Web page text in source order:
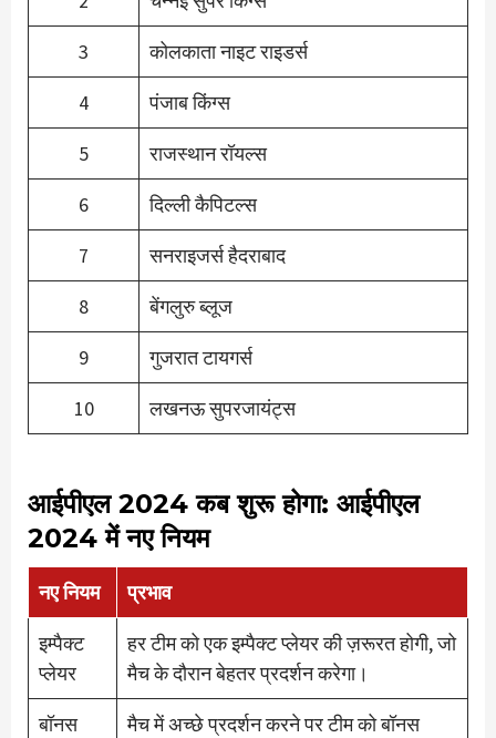
3
कोलकाता नाइट राइडर्स
4
पंजाब किंग्स
5
राजस्थान रॉयल्स
6
दिल्ली कैपिटल्स
7
सनराइजर्स हैदराबाद
8
बेंगलुरु ब्लूज
9
गुजरात टायगर्स
10
लखनऊ सुपरजायंट्स
आईपीएल 2024 कब शुरू होगा: आईपीएल
2024 में नए नियम
नए नियम
प्रभाव
इम्पैक्ट
प्लेयर
हर टीम को एक इम्पैक्ट प्लेयर की ज़रूरत होगी, जो
मैच के दौरान बेहतर प्रदर्शन करेगा।
बॉनस
मैच में अच्छे प्रदर्शन करने पर टीम को बॉनस